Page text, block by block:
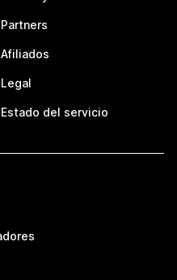
Partners
Afiliados
Legal
Estado del servicio